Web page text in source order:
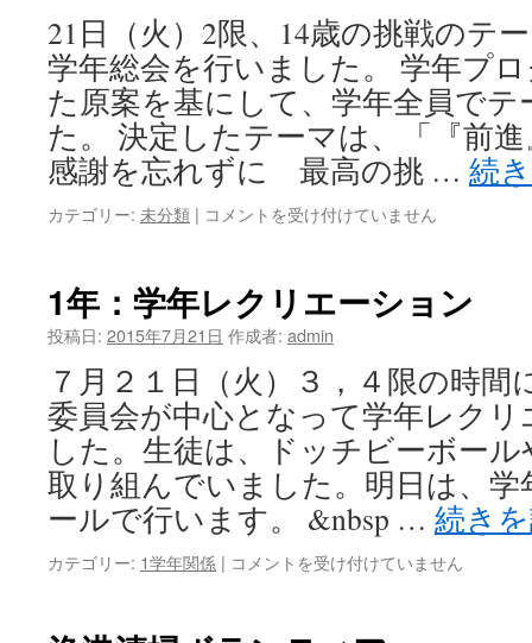
エ
ー
シ
ョ
は
21日（火）2限、14歳の挑戦のテ
学年総会を行いました。 学年プ
た原案を基にして、学年全員で
た。 決定したテーマは、「『前
感謝を忘れずに 最高の挑 … 続
カテゴリー: 未分類 | 2
歳
の
テ
ー
マ
決
め
は
コメントを受け付けていません
1年：学年レクリエーション
投稿日: 2015年7月21日 作成者: admin
７月２１日（火）３，４限の時
委員会が中心となって学年レク
した。生徒は、ドッチビーボー
取り組んでいました。明日は、
ールで行います。 &nbsp … 続き
カテゴリー: 1学年関係 | 1
コメントを受け付けていません